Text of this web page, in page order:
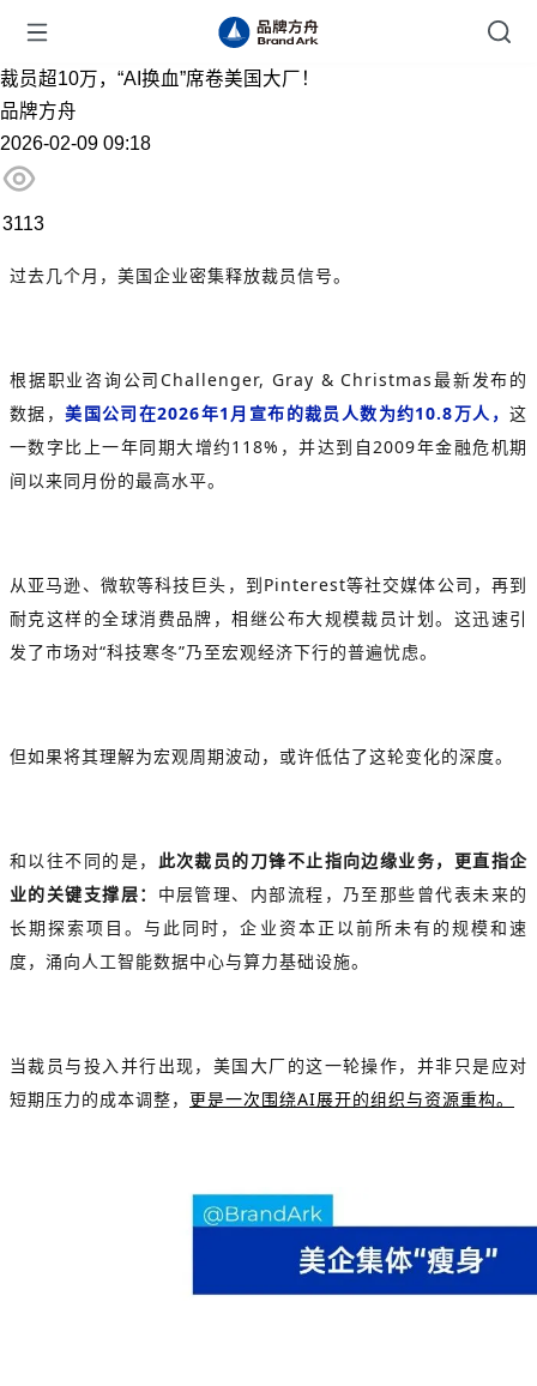
裁员超10万，“AI换血”席卷美国大厂！
品牌方舟
2026-02-09 09:18
3113
过去几个月，美国企业密集释放裁员信号。
根据职业咨询公司Challenger, Gray & Christmas最新发布的
数据，美国公司在2026年1月宣布的裁员人数为约10.8万人，这
一数字比上一年同期大增约118%，并达到自2009年金融危机期
间以来同月份的最高水平。
从亚马逊、微软等科技巨头，到Pinterest等社交媒体公司，再到
耐克这样的全球消费品牌，相继公布大规模裁员计划。这迅速引
发了市场对“科技寒冬”乃至宏观经济下行的普遍忧虑。
但如果将其理解为宏观周期波动，或许低估了这轮变化的深度。
和以往不同的是， 此次裁员的刀锋不止指向边缘业务，更直指企
业的关键支撑层： 中层管理、内部流程，乃至那些曾代表未来的
长期探索项目。与此同时，企业资本正以前所未有的规模和速
度，涌向人工智能数据中心与算力基础设施。
当裁员与投入并行出现，美国大厂的这一轮操作，并非只是应对
短期压力的成本调整， 更是一次围绕AI展开的组织与资源重构。